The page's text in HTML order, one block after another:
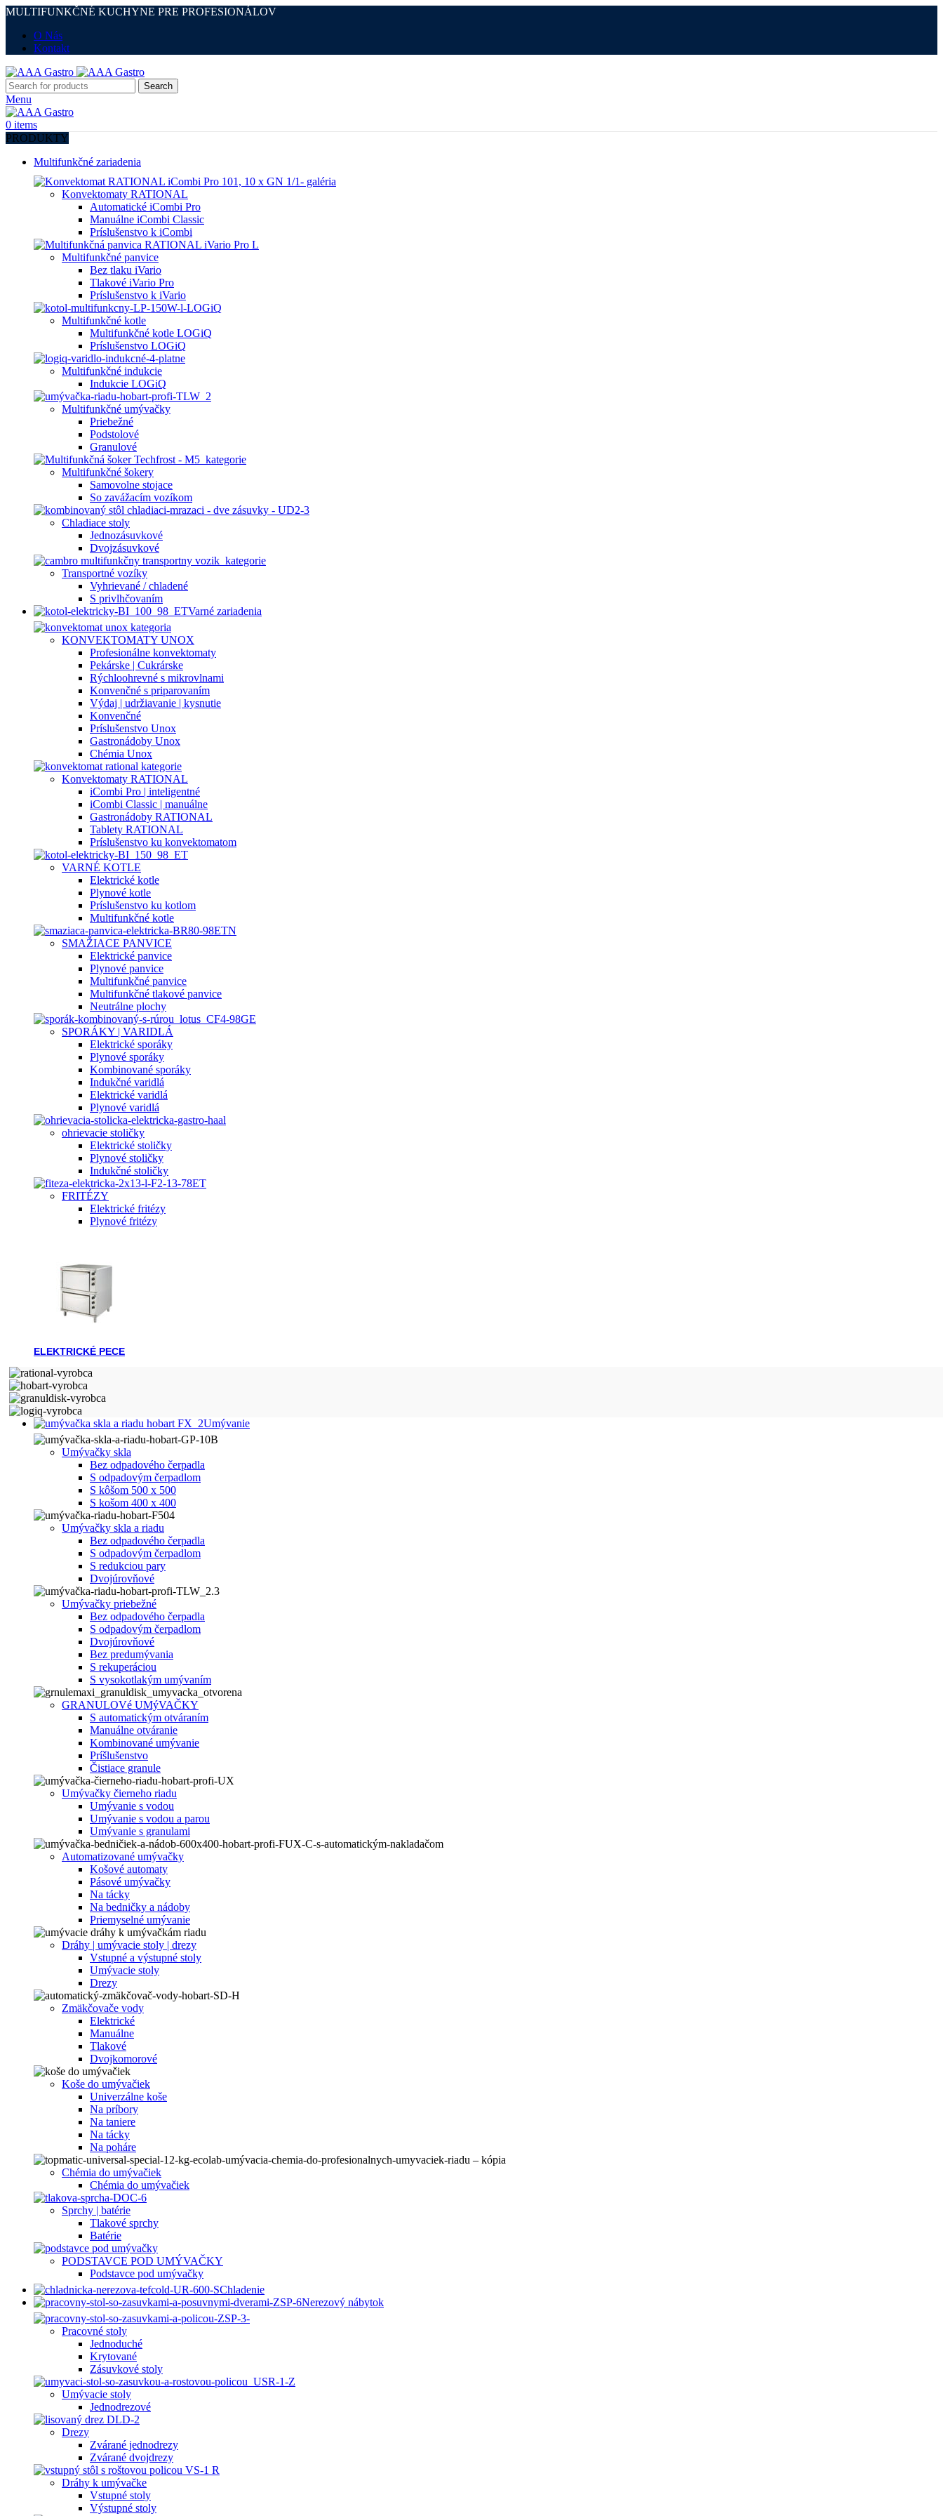
MULTIFUNKČNÉ KUCHYNE PRE PROFESIONÁLOV
O Nás
Kontakt
Search
Menu
0 items
PRODUKTY
Multifunkčné zariadenia
Konvektomaty RATIONAL
Automatické iCombi Pro
Manuálne iCombi Classic
Príslušenstvo k iCombi
Multifunkčné panvice
Bez tlaku iVario
Tlakové iVario Pro
Príslušenstvo k iVario
Multifunkčné kotle
Multifunkčné kotle LOGiQ
Príslušenstvo LOGiQ
Multifunkčné indukcie
Indukcie LOGiQ
Multifunkčné umývačky
Priebežné
Podstolové
Granulové
Multifunkčné šokery
Samovolne stojace
So zavážacím vozíkom
Chladiace stoly
Jednozásuvkové
Dvojzásuvkové
Transportné vozíky
Vyhrievané / chladené
S privlhčovaním
Varné zariadenia
KONVEKTOMATY UNOX
Profesionálne konvektomaty
Pekárske | Cukrárske
Rýchloohrevné s mikrovlnami
Konvenčné s priparovaním
Výdaj | udržiavanie | kysnutie
Konvenčné
Príslušenstvo Unox
Gastronádoby Unox
Chémia Unox
Konvektomaty RATIONAL
iCombi Pro | inteligentné
iCombi Classic | manuálne
Gastronádoby RATIONAL
Tablety RATIONAL
Príslušenstvo ku konvektomatom
VARNÉ KOTLE
Elektrické kotle
Plynové kotle
Príslušenstvo ku kotlom
Multifunkčné kotle
SMAŽIACE PANVICE
Elektrické panvice
Plynové panvice
Multifunkčné panvice
Multifunkčné tlakové panvice
Neutrálne plochy
SPORÁKY | VARIDLÁ
Elektrické sporáky
Plynové sporáky
Kombinované sporáky
Indukčné varidlá
Elektrické varidlá
Plynové varidlá
ohrievacie stoličky
Elektrické stoličky
Plynové stoličky
Indukčné stoličky
FRITÉZY
Elektrické fritézy
Plynové fritézy
ELEKTRICKÉ PECE
Umývanie
Umývačky skla
Bez odpadového čerpadla
S odpadovým čerpadlom
S kôšom 500 x 500
S košom 400 x 400
Umývačky skla a riadu
Bez odpadového čerpadla
S odpadovým čerpadlom
S redukciou pary
Dvojúrovňové
Umývačky priebežné
Bez odpadového čerpadla
S odpadovým čerpadlom
Dvojúrovňové
Bez predumývania
S rekuperáciou
S vysokotlakým umývaním
GRANULOVé UMýVAČKY
S automatickým otváraním
Manuálne otváranie
Kombinované umývanie
Príšlušenstvo
Čistiace granule
Umývačky čierneho riadu
Umývanie s vodou
Umývanie s vodou a parou
Umývanie s granulami
Automatizované umývačky
Košové automaty
Pásové umývačky
Na tácky
Na bedničky a nádoby
Priemyselné umývanie
Dráhy | umývacie stoly | drezy
Vstupné a výstupné stoly
Umývacie stoly
Drezy
Zmäkčovače vody
Elektrické
Manuálne
Tlakové
Dvojkomorové
Koše do umývačiek
Univerzálne koše
Na príbory
Na taniere
Na tácky
Na poháre
Chémia do umývačiek
Chémia do umývačiek
Sprchy | batérie
Tlakové sprchy
Batérie
PODSTAVCE POD UMÝVAČKY
Podstavce pod umývačky
Chladenie
Nerezový nábytok
Pracovné stoly
Jednoduché
Krytované
Zásuvkové stoly
Umývacie stoly
Jednodrezové
Drezy
Zvárané jednodrezy
Zvárané dvojdrezy
Dráhy k umývačke
Vstupné stoly
Výstupné stoly